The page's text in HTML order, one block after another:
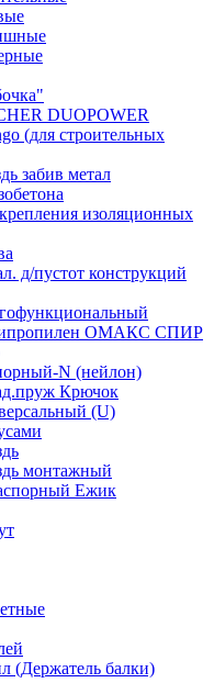
DUOPOWER
(для строительных
забив метал
изоляционных
д/пустот конструкций
ОМАКС СПИР
N (нейлон)
Крючок
(U)
монтажный
Ежик
(Держатель балки)